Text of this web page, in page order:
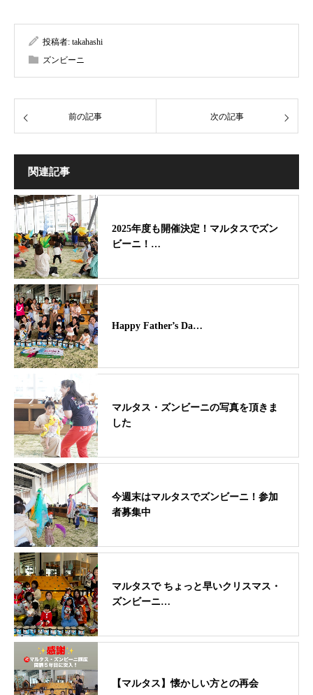
投稿者: takahashi
ズンビーニ
前の記事 次の記事
関連記事
2025年度も開催決定！マルタスでズン
ビーニ！…
Happy Father’s Da…
マルタス・ズンビーニの写真を頂きま
した
今週末はマルタスでズンビーニ！参加
者募集中
マルタスで ちょっと早いクリスマス・
ズンビーニ…
【マルタス】懐かしい方との再会